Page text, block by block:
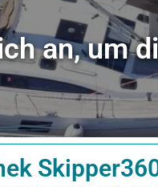
an, um